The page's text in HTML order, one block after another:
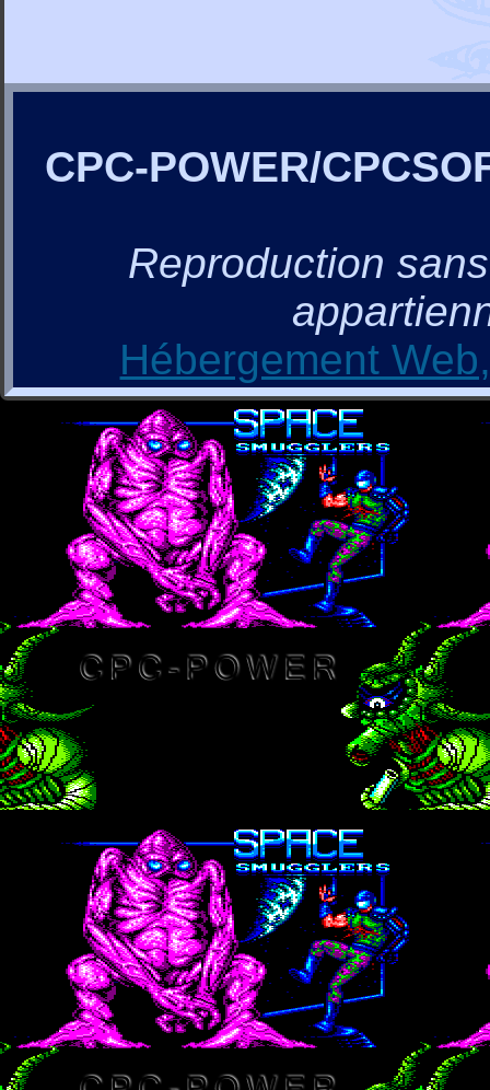
CPC-POWER/
Reproduction
Hébergement